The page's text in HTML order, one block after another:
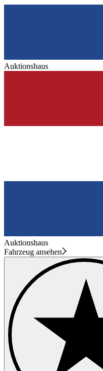
Auktionshaus
Auktionshaus
Fahrzeug ansehen